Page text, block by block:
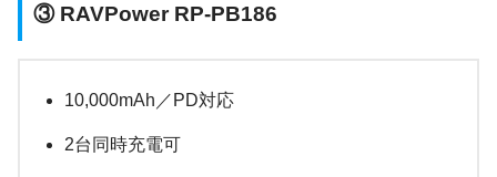
③ RAVPower RP-PB186
10,000mAh／PD対応
2台同時充電可